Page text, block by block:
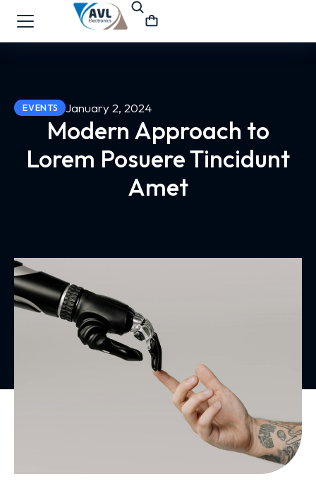
EVENTS January 2, 2024
Modern Approach to
Lorem Posuere Tincidunt
Amet